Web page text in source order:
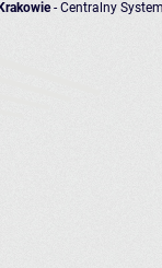
- Centralny